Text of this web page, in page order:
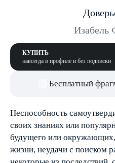
Изабель
КУПИТЬ
навсегда в профиле и без подписки
Бесплатный
Неспособность
своих знаниях или
будущего или окружающих,
жизни, неудачи с поиском